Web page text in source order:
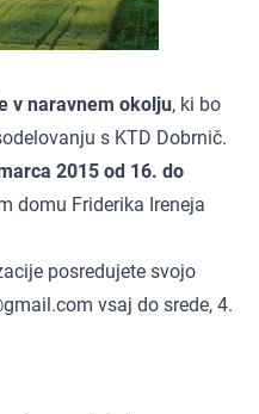
v naravnem okolju, ki bo
s KTD Dobrnič.
2015 od 16. do
domu Friderika Ireneja
posredujete svojo
vsaj do srede, 4.